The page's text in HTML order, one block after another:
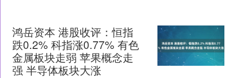
鸿岳资本 港股收评：恒指
跌0.2% 科指涨0.77% 有色
金属板块走弱 苹果概念走
强 半导体板块大涨